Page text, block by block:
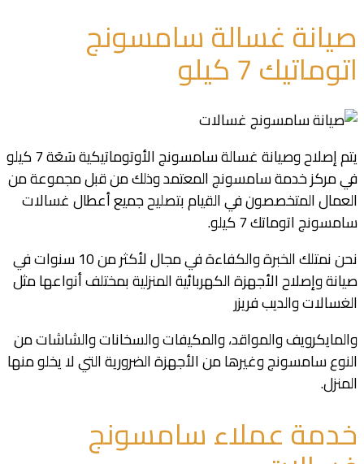
صيانة غسالة سامسونج
اتوماتيك 7 كيلو
يتم إصلاح وصيانة غسالة سامسونج الأوتوماتيكية سَعَة 7 كيلو
في مركز خدمة سامسونج المعتمد وذلك من قبل مجموعة من
العمال المتخصصون في القيام بتصليح جميع أعطال غسالات
سامسونج اتوماتك 7 كيلو.
نحن نمتلك الخبرة والكفاءة في مجال لأكثر من 10 سنوات في
صيانة وإصلاح الأجهزة الكهربائية المنزلية بمختلف أنواعها مثل
الغسالات والديب فريزر
والمايكرويف والمواقد، والمكيفات والسخانات والشاشات من
النوع سامسونج وغيرها من الأجهزة الضرورية التي لا يخلو منها
المنزل.
خدمة عملاء سامسونج